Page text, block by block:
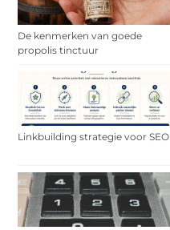
De kenmerken van goede
propolis tinctuur
Linkbuilding strategie voor SEO